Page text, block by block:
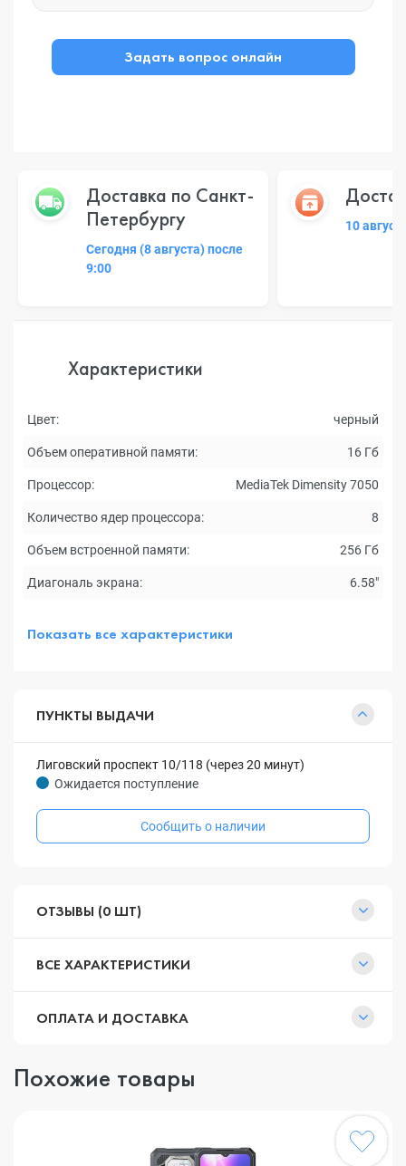
Задать вопрос онлайн
Доставка по Санкт-
Петербургу
Сегодня (8 августа) после
9:00
10
Характеристики
Цвет: черный
Объем оперативной памяти: 16 Гб
Процессор: MediaTek Dimensity 7050
Количество ядер процессора: 8
Объем встроенной памяти: 256 Гб
Диагональ экрана: 6.58"
Показать все характеристики
ПУНКТЫ ВЫДАЧИ
Лиговский проспект 10/118 (через 20 минут)
Ожидается поступление
Сообщить о наличии
ОТЗЫВЫ (0 ШТ)
ВСЕ ХАРАКТЕРИСТИКИ
ОПЛАТА И ДОСТАВКА
Похожие товары